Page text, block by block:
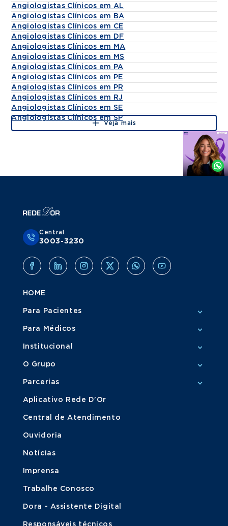
Angiologistas Clínicos em AL
Angiologistas Clínicos em BA
Angiologistas Clínicos em CE
Angiologistas Clínicos em DF
Angiologistas Clínicos em MA
Angiologistas Clínicos em MS
Angiologistas Clínicos em PA
Angiologistas Clínicos em PE
Angiologistas Clínicos em PR
Angiologistas Clínicos em RJ
Angiologistas Clínicos em SE
Angiologistas Clínicos em SP
Veja mais
Agende
Whatsapp
Central
3003-3230
HOME
Para Pacientes
Para Médicos
Institucional
O Grupo
Parcerias
Aplicativo Rede D'Or
Central de Atendimento
Ouvidoria
Notícias
Imprensa
Trabalhe Conosco
Dora - Assistente Digital
Responsáveis técnicos